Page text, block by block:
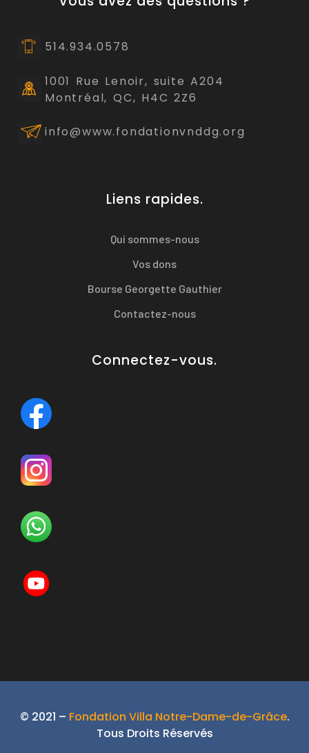
514.934.0578
1001 Rue Lenoir, suite A204
Montréal, QC, H4C 2Z6
info@www.fondationvnddg.org
Liens rapides.
Qui sommes-nous
Vos dons
Bourse Georgette Gauthier
Contactez-nous
Connectez-vous.
© 2021 – Fondation Villa Notre-Dame-de-Grâce.
Tous Droits Réservés